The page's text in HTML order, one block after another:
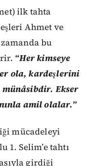
ilk tahta
Ahmet ve
zamanda bu
“Her kimseye
ola, kardeşlerini
Ekser
amil olalar.”
mücadeleyi
1. Selim’e tahtı
girdiği